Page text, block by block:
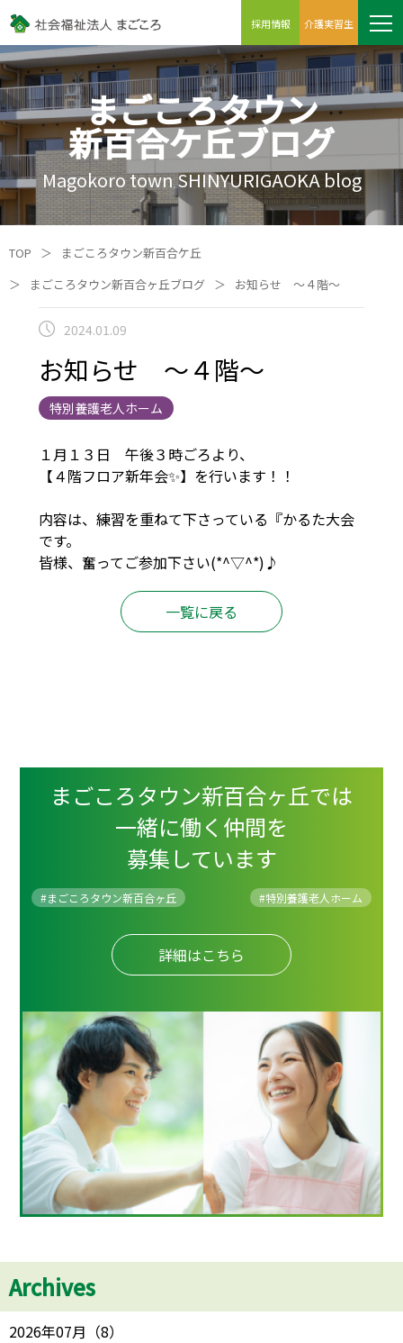
採用情報 介護実習生
まごころタウン
新百合ケ丘ブログ
Magokoro town SHINYURIGAOKA blog
TOP ＞
まごころタウン新百合ケ丘
＞
まごころタウン新百合ヶ丘ブログ ＞ お知らせ ～４階～
2024.01.09
お知らせ ～４階～
特別養護老人ホーム
１月１３日 午後３時ごろより、
【４階フロア新年会✨】を行います！！
内容は、練習を重ねて下さっている『かるた大会
です。
皆様、奮ってご参加下さい(*^▽^*)♪
一覧に戻る
まごころタウン新百合ヶ丘では
一緒に働く仲間を
募集しています
#まごころタウン新百合ヶ丘 #特別養護老人ホーム
詳細はこちら
Archives
2026年07月 （8）